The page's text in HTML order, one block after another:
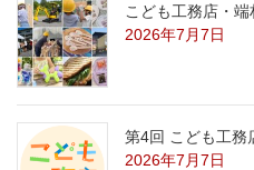
こども工務店・
2026年7月7日
第4回 こども工務
2026年7月7日